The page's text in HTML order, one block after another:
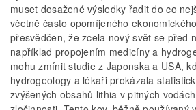
muset dosažené výsledky řadit do co
včetně často opomíjeného
přesvědčen, že zcela nový svět se před
například propojením medicíny a
mohu zmínit studie z Japonska a USA,
hydrogeology a lékaři prokázala
zvýšených obsahů lithia v pitných